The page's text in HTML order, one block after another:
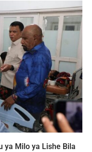
ya Milo ya Lishe Bila